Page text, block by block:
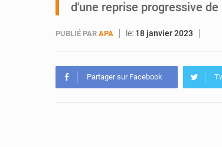
d'une reprise progressive
PUBLIÉ PAR APA le: 18 janvier 2023
Partager sur Facebook